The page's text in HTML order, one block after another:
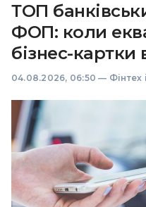
ТОП
ФОП: коли
бізнес-картки
04.08.2026, 06:50 — Фінтех